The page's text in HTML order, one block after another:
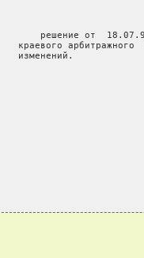
решение от
краевого арбитражного
   изменений.